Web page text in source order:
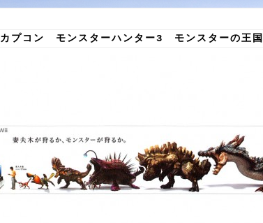
カプコン モンスターハンター3 モンスターの王国